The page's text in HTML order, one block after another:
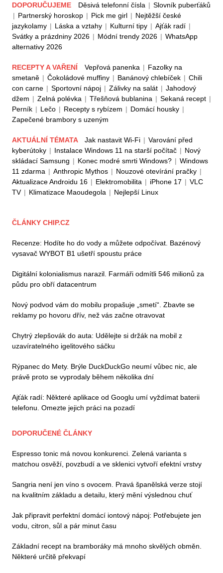
DOPORUČUJEME Děsivá telefonní čísla | Slovník puberťáků
| Partnerský horoskop | Pick me girl | Nejtěžší české
jazykolamy | Láska a vztahy | Kulturní tipy | Ajťák radí |
Svátky a prázdniny 2026 | Módní trendy 2026 | WhatsApp
alternativy 2026
RECEPTY A VAŘENÍ Vepřová panenka | Fazolky na
smetaně | Čokoládové muffiny | Banánový chlebíček | Chili
con carne | Sportovní nápoj | Zálivky na salát | Jahodový
džem | Zelná polévka | Třešňová bublanina | Sekaná recept |
Perník | Lečo | Recepty s rybízem | Domácí housky |
Zapečené brambory s uzeným
AKTUÁLNÍ TÉMATA Jak nastavit Wi-Fi | Varování před
kyberútoky | Instalace Windows 11 na starší počítač | Nový
skládací Samsung | Konec modré smrti Windows? | Windows
11 zdarma | Anthropic Mythos | Nouzové otevírání pračky |
Aktualizace Androidu 16 | Elektromobilita | iPhone 17 | VLC
TV | Klimatizace Maoudegola | Nejlepší Linux
ČLÁNKY CHIP.CZ
Recenze: Hodíte ho do vody a můžete odpočívat. Bazénový
vysavač WYBOT B1 ušetří spoustu práce
Digitální kolonialismus narazil. Farmáři odmítli 546 milionů za
půdu pro obří datacentrum
Nový podvod vám do mobilu propašuje „smetí“. Zbavte se
reklamy po hovoru dřív, než vás začne otravovat
Chytrý zlepšovák do auta: Udělejte si držák na mobil z
uzavíratelného igelitového sáčku
Rýpanec do Mety. Brýle DuckDuckGo neumí vůbec nic, ale
právě proto se vyprodaly během několika dní
Ajťák radí: Některé aplikace od Googlu umí vyždímat baterii
telefonu. Omezte jejich práci na pozadí
DOPORUČENÉ ČLÁNKY
Espresso tonic má novou konkurenci. Zelená varianta s
matchou osvěží, povzbudí a ve sklenici vytvoří efektní vrstvy
Sangria není jen víno s ovocem. Pravá španělská verze stojí
na kvalitním základu a detailu, který mění výslednou chuť
Jak připravit perfektní domácí iontový nápoj: Potřebujete jen
vodu, citron, sůl a pár minut času
Základní recept na bramboráky má mnoho skvělých obměn.
Některé určitě překvapí